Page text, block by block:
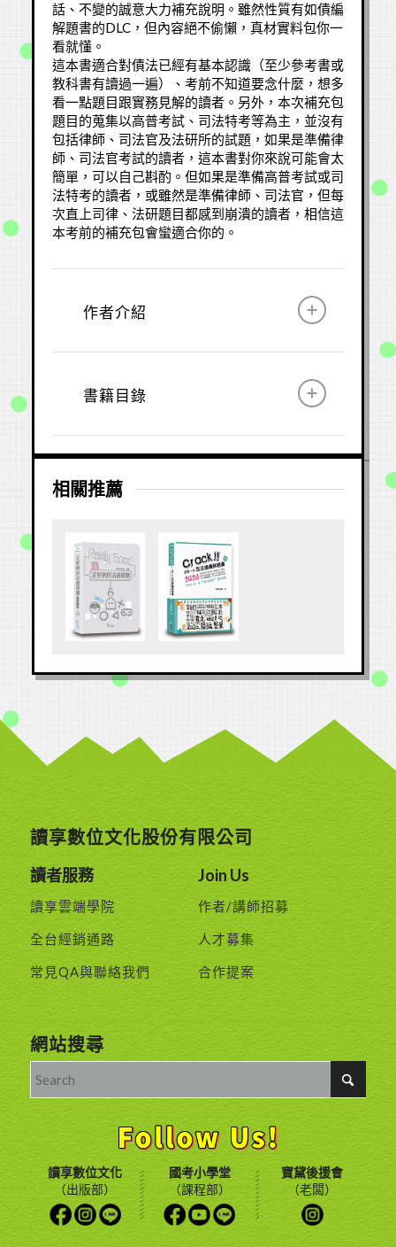
話、不變的誠意大力補充說明。雖然性質有如債編
解題書的DLC，但內容絕不偷懶，真材實料包你一
看就懂。
這本書適合對債法已經有基本認識（至少參考書或
教科書有讀過一遍）、考前不知道要念什麼，想多
看一點題目跟實務見解的讀者。另外，本次補充包
題目的蒐集以高普考試、司法特考等為主，並沒有
包括律師、司法官及法研所的試題，如果是準備律
師、司法官考試的讀者，這本書對你來說可能會太
簡單，可以自己斟酌。但如果是準備高普考試或司
法特考的讀者，或雖然是準備律師、司法官，但每
次直上司律、法研題目都感到崩潰的讀者，相信這
本考前的補充包會蠻適合你的。
作者介紹
書籍目錄
相關推薦
讀享數位文化股份有限公司
讀者服務
讀享雲端學院
全台經銷通路
常見QA與聯絡我們
Join Us
作者/講師招募
人才募集
合作提案
網站搜尋
讀享數位文化
（出版部）
國考小學堂
（課程部）
寶黛後援會
（老闆）